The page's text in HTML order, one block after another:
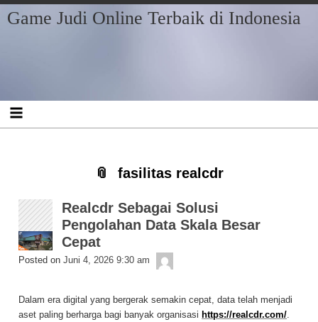
Skip
to
Skip
to
Skip
to
Skip
to
Skip
to
Skip
to
Skip
to
Game Judi Online Terbaik di Indonesia
fasilitas realcdr
Realcdr Sebagai Solusi
Pengolahan Data Skala Besar
Cepat
Posted on Juni 4, 2026 9:30 am
Dalam era digital yang bergerak semakin cepat, data telah menjadi
aset paling berharga bagi banyak organisasi https://realcdr.com/.